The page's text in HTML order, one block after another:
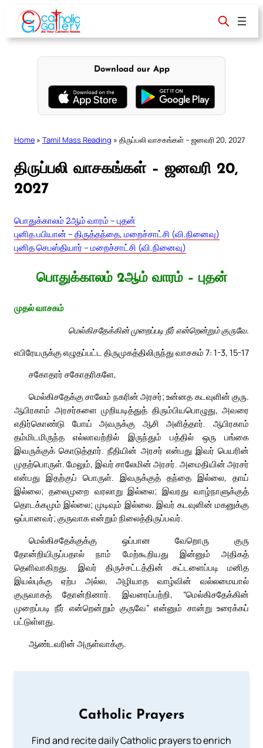
content
Download our App
Home » Tamil Mass Reading » திருப்பலி வாசகங்கள் – ஜனவரி 20, 2027
திருப்பலி வாசகங்கள் – ஜனவரி 20,
2027
பொதுக்காலம் 2ஆம் வாரம் – புதன்
புனித பபியான் – திருத்தந்தை, மறைச்சாட்சி (வி.நினைவு)
புனித செபஸ்தியார் – மறைச்சாட்சி (வி.நினைவு)
பொதுக்காலம் 2ஆம் வாரம் – புதன்
முதல் வாசகம்
மெல்கிசதேக்கின் முறைப்படி நீர் என்றென்றும் குருவே.
எபிரேயருக்கு எழுதப்பட்ட திருமுகத்திலிருந்து வாசகம் 7: 1-3, 15-17
சகோதரர் சகோதரிகளே,
மெல்கிசதேக்கு சாலேம் நகரின் அரசர்; உன்னத கடவுளின் குரு.
ஆபிரகாம் அரசர்களை முறியடித்துத் திரும்பியபொழுது, அவரை
எதிர்கொண்டு போய் அவருக்கு ஆசி அளித்தார். ஆபிரகாம்
தம்மிடமிருந்த எல்லாவற்றில் இருந்தும் பத்தில் ஒரு பங்கை
இவருக்குக் கொடுத்தார். நீதியின் அரசர் என்பது இவர் பெயரின்
முதற்பொருள். மேலும், இவர் சாலேமின் அரசர். அமைதியின் அரசர்
என்பது இதற்குப் பொருள். இவருக்குத் தந்தை இல்லை, தாய்
இல்லை; தலைமுறை வரலாறு இல்லை; இவரது வாழ்நாளுக்குத்
தொடக்கமும் இல்லை; முடிவும் இல்லை. இவர் கடவுளின் மகனுக்கு
ஒப்பானவர்; குருவாக என்றும் நிலைத்திருப்பவர்.
மெல்கிசதேக்குக்கு ஒப்பான வேறொரு குரு
தோன்றியிருப்பதால் நாம் மேற்கூறியது இன்னும் அதிகத்
தெளிவாகிறது. இவர் திருச்சட்டத்தின் கட்டளைப்படி மனித
இயல்புக்கு ஏற்ப அல்ல, அழியாத வாழ்வின் வல்லமையால்
குருவாகத் தோன்றினார். இவரைப்பற்றி, “மெல்கிசதேக்கின்
முறைப்படி நீர் என்றென்றும் குருவே” என்னும் சான்று உரைக்கப்
பட்டுள்ளது.
ஆண்டவரின் அருள்வாக்கு.
Catholic Prayers
Find and recite daily Catholic prayers to enrich